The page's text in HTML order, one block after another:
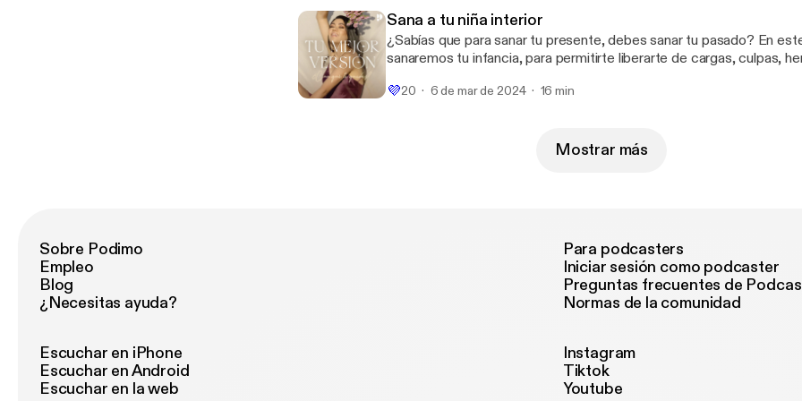
Sana a tu niña interior
¿Sabías que para sanar tu presente, debes sanar tu pasado? En
sanaremos tu infancia, para permitirte liberarte de cargas, culpas,
que la clave está en ir al fondo, para descubrir qué sucedió en tu
💜20 6 de mar de 2024 16 min
Mostrar más
Sobre Podimo
Empleo
Blog
¿Necesitas ayuda?
Para podcasters
Iniciar sesión como podcaster
Preguntas frecuentes de
Normas de la comunidad
Escuchar en iPhone
Escuchar en Android
Escuchar en la web
Instagram
Tiktok
Youtube